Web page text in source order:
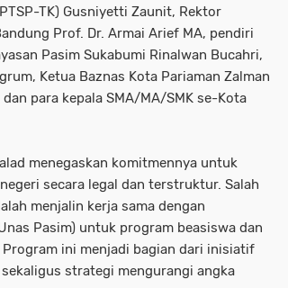
TK) Gusniyetti Zaunit, Rektor
Prof. Dr. Armai Arief MA, pendiri
Pasim Sukabumi Rinalwan Bucahri,
Ketua Baznas Kota Pariaman Zalman
para kepala SMA/MA/SMK se-Kota
menegaskan komitmennya untuk
secara legal dan terstruktur. Salah
menjalin kerja sama dengan
Pasim) untuk program beasiswa dan
ini menjadi bagian dari inisiatif
sekaligus strategi mengurangi angka